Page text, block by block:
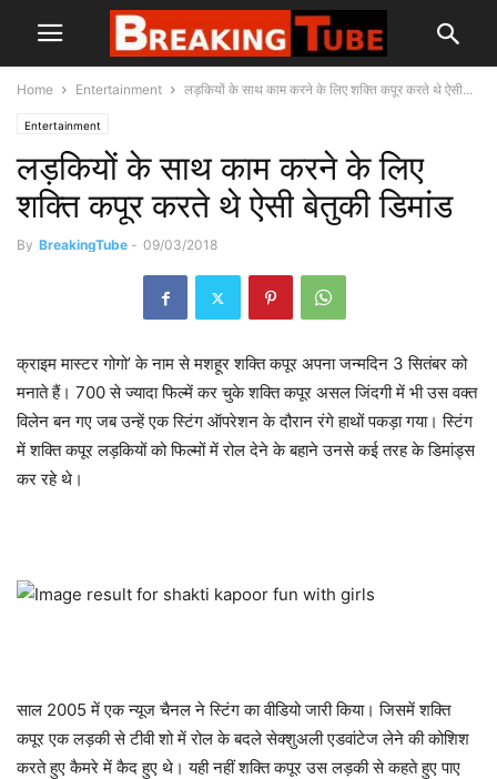
Home Entertainment लड़कियों के साथ काम करने के लिए शक्ति कपूर करते थे ऐसी...
Entertainment
लड़कियों के साथ काम करने के लिए
शक्ति कपूर करते थे ऐसी बेतुकी डिमांड
By BreakingTube - 09/03/2018
क्राइम मास्टर गोगो’ के नाम से मशहूर शक्ति कपूर अपना जन्मदिन 3 सितंबर को
मनाते हैं। 700 से ज्यादा फिल्में कर चुके शक्ति कपूर असल जिंदगी में भी उस वक्त
विलेन बन गए जब उन्हें एक स्टिंग ऑपरेशन के दौरान रंगे हाथों पकड़ा गया। स्टिंग
में शक्ति कपूर लड़कियों को फिल्मों में रोल देने के बहाने उनसे कई तरह के डिमांड्स
कर रहे थे।
साल 2005 में एक न्यूज चैनल ने स्टिंग का वीडियो जारी किया। जिसमें शक्ति
कपूर एक लड़की से टीवी शो में रोल के बदले सेक्शुअली एडवांटेज लेने की कोशिश
करते हुए कैमरे में कैद हुए थे। यही नहीं शक्ति कपूर उस लड़की से कहते हुए पाए